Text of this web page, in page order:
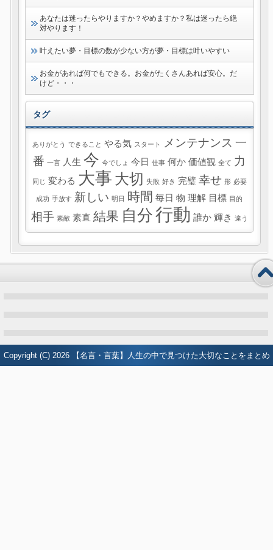
あなたは迷ったらやりますか？やめますか？私は迷ったら絶
対やります！
叶えたい夢・目標の数が少ない方が夢・目標は叶いやすい
お金があれば何でもできる。お金がたくさんあれば安心。だ
けど・・・
タグ
ありがとう できること やる気 スタート メンテナンス 一
番 一言 人生 今 今でしょ 今日 仕事 何か 価値観 全て 力
同じ 変わる 大事 大切 失敗 好き 完璧 幸せ 形 必要
成功 手放す 新しい 明日 時間 毎日 物 理解 目標 目的
相手 素敵 素直 結果 自分行動 誰か 輝き 違う
Copyright (C) 2026 【名言・言葉】人生の中で見つけた大切なことをまとめ